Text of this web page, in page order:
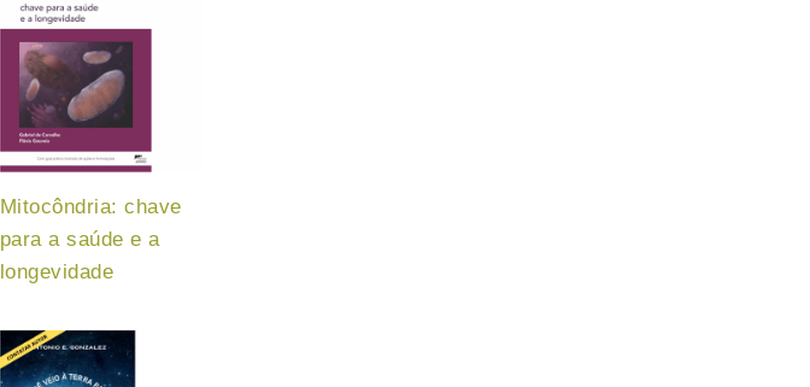
Mitocôndria: chave
para a saúde e a
longevidade